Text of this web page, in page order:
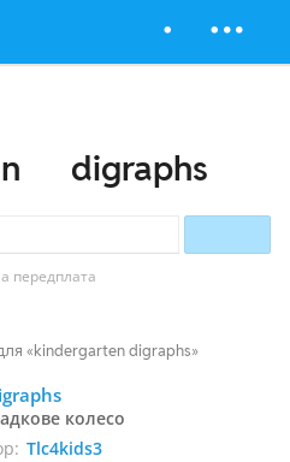
digraphs
передплата
«kindergarten digraphs»
колесо
Tlc4kids3